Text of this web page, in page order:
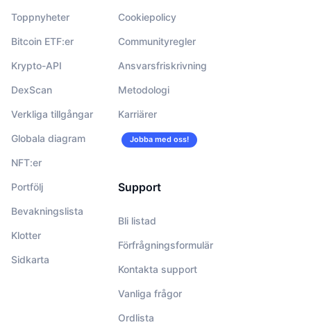
Toppnyheter
Bitcoin ETF:er
Krypto-API
DexScan
Verkliga tillgångar
Globala diagram
NFT:er
Portfölj
Bevakningslista
Klotter
Sidkarta
Cookiepolicy
Communityregler
Ansvarsfriskrivning
Metodologi
Karriärer
Jobba med oss!
Support
Bli listad
Förfrågningsformulär
Kontakta support
Vanliga frågor
Ordlista